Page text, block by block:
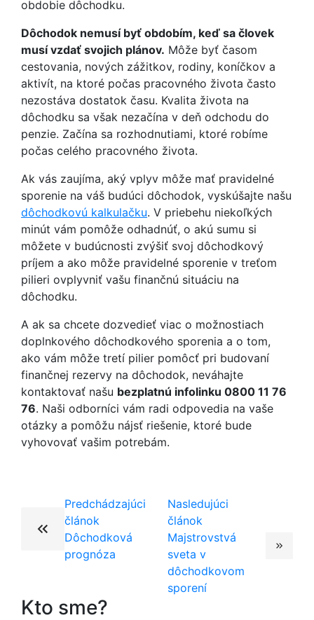
obdobie dôchodku.
Dôchodok nemusí byť obdobím, keď sa človek
musí vzdať svojich plánov. Môže byť časom
cestovania, nových zážitkov, rodiny, koníčkov a
aktivít, na ktoré počas pracovného života často
nezostáva dostatok času. Kvalita života na
dôchodku sa však nezačína v deň odchodu do
penzie. Začína sa rozhodnutiami, ktoré robíme
počas celého pracovného života.
Ak vás zaujíma, aký vplyv môže mať pravidelné
sporenie na váš budúci dôchodok, vyskúšajte našu
dôchodkovú kalkulačku. V priebehu niekoľkých
minút vám pomôže odhadnúť, o akú sumu si
môžete v budúcnosti zvýšiť svoj dôchodkový
príjem a ako môže pravidelné sporenie v treťom
pilieri ovplyvniť vašu finančnú situáciu na
dôchodku.
A ak sa chcete dozvedieť viac o možnostiach
doplnkového dôchodkového sporenia a o tom,
ako vám môže tretí pilier pomôcť pri budovaní
finančnej rezervy na dôchodok, neváhajte
kontaktovať našu bezplatnú infolinku 0800 11 76
76. Naši odborníci vám radi odpovedia na vaše
otázky a pomôžu nájsť riešenie, ktoré bude
vyhovovať vašim potrebám.
Predchádzajúci
článok
Dôchodková
prognóza
Nasledujúci
článok
Majstrovstvá
sveta v
dôchodkovom
sporení
Kto sme?